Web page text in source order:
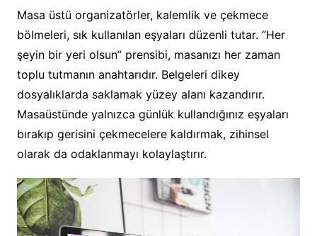
Masa üstü organizatörler, kalemlik ve çekmece
bölmeleri, sık kullanılan eşyaları düzenli tutar. “Her
şeyin bir yeri olsun” prensibi, masanızı her zaman
toplu tutmanın anahtarıdır. Belgeleri dikey
dosyalıklarda saklamak yüzey alanı kazandırır.
Masaüstünde yalnızca günlük kullandığınız eşyaları
bırakıp gerisini çekmecelere kaldırmak, zihinsel
olarak da odaklanmayı kolaylaştırır.